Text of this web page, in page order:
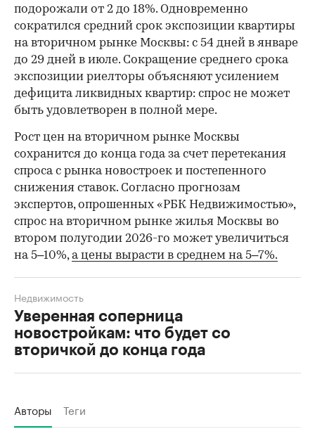
подорожали от 2 до 18%. Одновременно
сократился средний срок экспозиции квартиры
на вторичном рынке Москвы: с 54 дней в январе
до 29 дней в июле. Сокращение среднего срока
экспозиции риелторы объясняют усилением
дефицита ликвидных квартир: спрос не может
быть удовлетворен в полной мере.
Рост цен на вторичном рынке Москвы
сохранится до конца года за счет перетекания
спроса с рынка новостроек и постепенного
снижения ставок. Согласно прогнозам
экспертов, опрошенных «РБК Недвижимостью»,
спрос на вторичном рынке жилья Москвы во
втором полугодии 2026-го может увеличиться
на 5–10%,а цены вырасти в среднем на 5–7%.
Уверенная соперница
новостройкам: что будет со
вторичкой до конца года
Недвижимость
Авторы Теги